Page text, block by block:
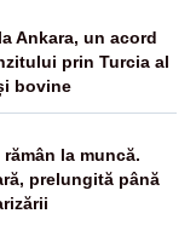
Ankara, un acord
prin Turcia al
bovine
la muncă.
prelungită până